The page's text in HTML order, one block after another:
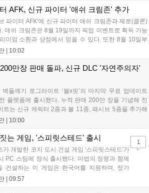
을 사전 대비 체계로 전환하며 데이터 기반의 효
지원하고 있습니다....
AFK, 신규 파이터 '애쉬 크림존' 추가
파이터 AFK'에 신규 파이터 애쉬 크림존과 제로(클론)
애쉬 크림존은 8월 19일까지 픽업 이벤트로 획득 가능
미엄 소환과 상점에서 얻을 수 있다. 또한 8월 10일부
엘피 이벤트로 론을, 13일부터 26일까지 트로피칼 아
재미가 더욱 강화될 것으로 기대된다....
10:02
만장 판매 돌파, 신규 DLC '자연주의자'
벽돌깨기 로그라이트 ‘볼x핏’의 마지막 무료 업데이트
플랫폼에 출시했다. 누적 판매 200만 장을 기념해 진
트는 신규 캐릭터 2종과 볼 11종, 패시브 5종을 추가해
였다. 게임은 PC와 콘솔, 모바일에서 한글판으로 즐길
보에 기대감을 모으고 있다. 상세 정보는 공식 홈페이
하다....
10:00
는 게임, '스피릿스테드' 출시
가 개발한 코지 도시 건설 게임 '스피릿스테드'가
PC 스팀에 정식 출시됐다. 마법의 정령과 함께
건설하는 이 게임은 한국어를 지원하며, 정가
할인된 9,630원에 판매된다. 플레이어는 어
09:57
1